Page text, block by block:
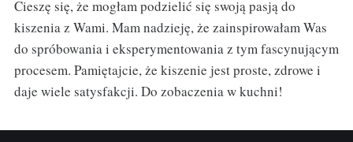
Cieszę się, że mogłam podzielić się swoją pasją do
kiszenia z Wami. Mam nadzieję, że zainspirowałam Was
do spróbowania i eksperymentowania z tym fascynującym
procesem. Pamiętajcie, że kiszenie jest proste, zdrowe i
daje wiele satysfakcji. Do zobaczenia w kuchni!